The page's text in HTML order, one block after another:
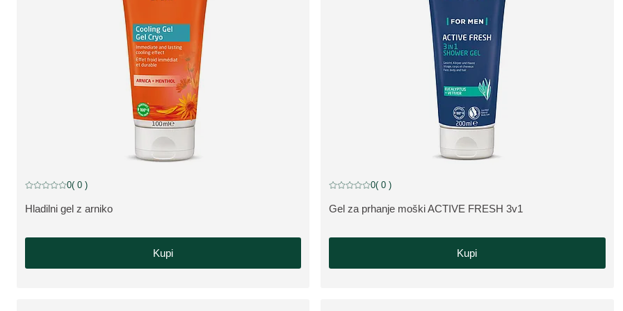
popust
OGLEJTE SI IZDELEK:
Hladilni gel z arniko
Trenutna ocena: 0 od 5 zvezdic ocenil/-a 0 kupcev
0( 0 )
Kupi
OGLEJTE SI IZDELEK:
Gel za prhanje moški ACTIVE FRESH 3v1
Trenutna ocena: 0 od 5 zvezdic ocenil/-a 0 kupcev
0( 0 )
Kupi